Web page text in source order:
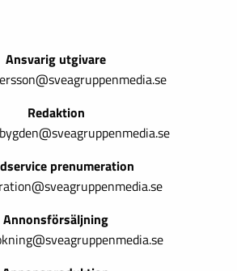
Ansvarig utgivare
Redaktion
prenumeration
Annonsförsäljning